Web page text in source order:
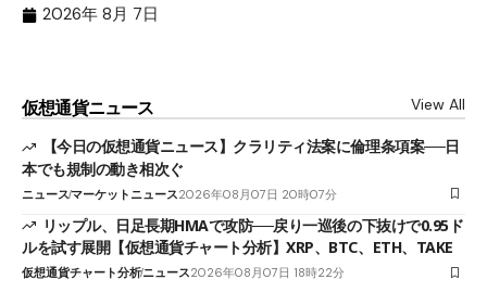
2026年 8月 7日
仮想通貨ニュース View All
【今日の仮想通貨ニュース】クラリティ法案に倫理条項案──日
本でも規制の動き相次ぐ
ニュースマーケットニュース2026年08月07日 20時07分
リップル、日足長期HMAで攻防──戻り一巡後の下抜けで0.95ド
ルを試す展開【仮想通貨チャート分析】XRP、BTC、ETH、TAKE
仮想通貨チャート分析ニュース2026年08月07日 18時22分